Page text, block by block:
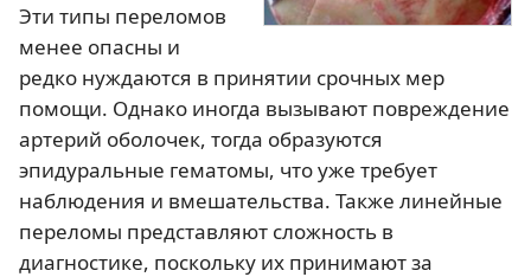
Эти типы переломов
менее опасны и
редко нуждаются в принятии срочных мер
помощи. Однако иногда вызывают повреждение
артерий оболочек, тогда образуются
эпидуральные гематомы, что уже требует
наблюдения и вмешательства. Также линейные
переломы представляют сложность в
диагностике, поскольку их принимают за